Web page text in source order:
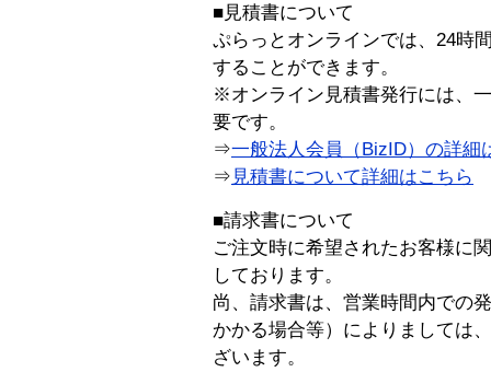
■見積書について
ぷらっとオンラインでは、24時
することができます。
※オンライン見積書発行には、
要です。
⇒一般法人会員（BizID）の詳細
⇒ 見積書について詳細はこちら
■請求書について
ご注文時に希望されたお客様に
しております。
尚、請求書は、営業時間内での
かかる場合等）によりましては
ざいます。